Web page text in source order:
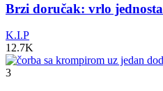
Brzi doručak: vrlo
K.I.P
12.7K
3